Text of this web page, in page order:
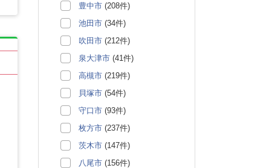
豊中市 (208件)
池田市 (34件)
吹田市 (212件)
泉大津市 (41件)
高槻市 (219件)
貝塚市 (54件)
守口市 (93件)
枚方市 (237件)
茨木市 (147件)
八尾市 (156件)